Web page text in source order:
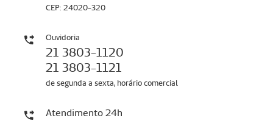
CEP: 24020-320
Ouvidoria
21 3803-1120
21 3803-1121
de segunda a sexta, horário comercial
Atendimento 24h